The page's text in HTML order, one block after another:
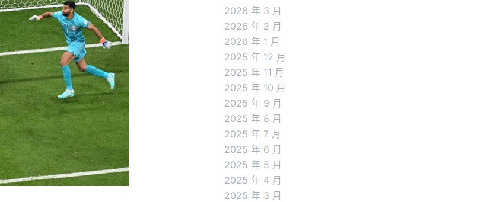
2026 年 3 月
2026 年 2 月
2026 年 1 月
2025 年 12 月
2025 年 11 月
2025 年 10 月
2025 年 9 月
2025 年 8 月
2025 年 7 月
2025 年 6 月
2025 年 5 月
2025 年 4 月
2025 年 3 月